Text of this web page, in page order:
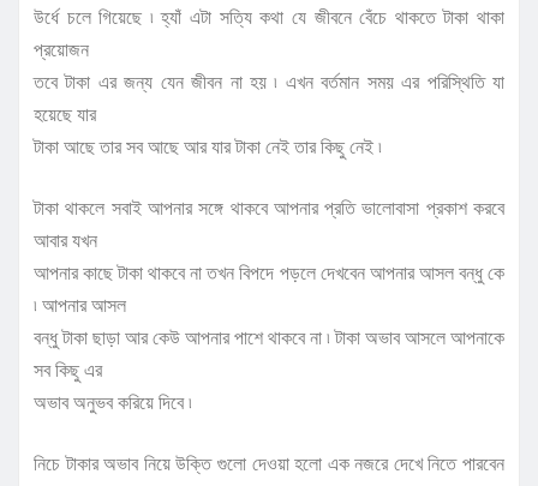
উর্ধে চলে গিয়েছে ৷ হ্যাঁ এটা সত্যি কথা যে জীবনে বেঁচে থাকতে টাকা থাকা
প্রয়োজন
তবে টাকা এর জন্য যেন জীবন না হয় ৷ এখন বর্তমান সময় এর পরিস্থিতি যা
হয়েছে যার
টাকা আছে তার সব আছে আর যার টাকা নেই তার কিছু নেই ৷
টাকা থাকলে সবাই আপনার সঙ্গে থাকবে আপনার প্রতি ভালোবাসা প্রকাশ করবে
আবার যখন
আপনার কাছে টাকা থাকবে না তখন বিপদে পড়লে দেখবেন আপনার আসল বন্ধু কে
৷ আপনার আসল
বন্ধু টাকা ছাড়া আর কেউ আপনার পাশে থাকবে না ৷ টাকা অভাব আসলে আপনাকে
সব কিছু এর
অভাব অনুভব করিয়ে দিবে ৷
নিচে টাকার অভাব নিয়ে উক্তি গুলো দেওয়া হলো এক নজরে দেখে নিতে পারবেন